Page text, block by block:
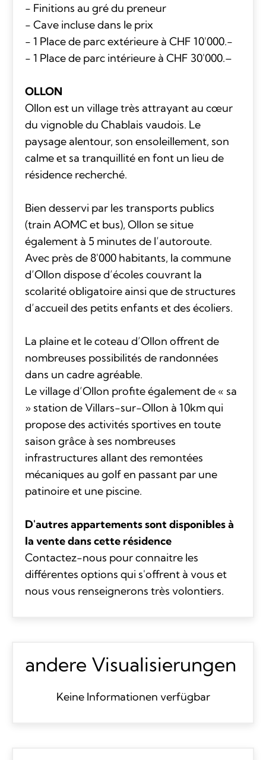
- Finitions au gré du preneur
- Cave incluse dans le prix
- 1 Place de parc extérieure à CHF 10'000.-
- 1 Place de parc intérieure à CHF 30'000.–
OLLON
Ollon est un village très attrayant au cœur
du vignoble du Chablais vaudois. Le
paysage alentour, son ensoleillement, son
calme et sa tranquillité en font un lieu de
résidence recherché.
Bien desservi par les transports publics
(train AOMC et bus), Ollon se situe
également à 5 minutes de l’autoroute.
Avec près de 8'000 habitants, la commune
d’Ollon dispose d’écoles couvrant la
scolarité obligatoire ainsi que de structures
d’accueil des petits enfants et des écoliers.
La plaine et le coteau d’Ollon offrent de
nombreuses possibilités de randonnées
dans un cadre agréable.
Le village d’Ollon profite également de « sa
» station de Villars-sur-Ollon à 10km qui
propose des activités sportives en toute
saison grâce à ses nombreuses
infrastructures allant des remontées
mécaniques au golf en passant par une
patinoire et une piscine.
D'autres appartements sont disponibles à
la vente dans cette résidence
Contactez-nous pour connaitre les
différentes options qui s'offrent à vous et
nous vous renseignerons très volontiers.
andere Visualisierungen
Keine Informationen verfügbar